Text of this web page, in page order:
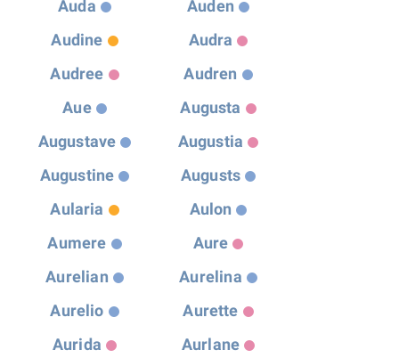
Auda
Auden
Audine
Audra
Audree
Audren
Aue
Augusta
Augustave
Augustia
Augustine
Augusts
Aularia
Aulon
Aumere
Aure
Aurelian
Aurelina
Aurelio
Aurette
Aurida
Aurlane